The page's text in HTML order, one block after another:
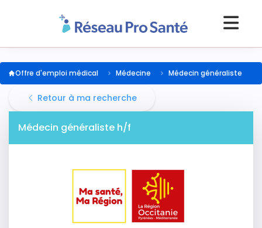
Offre d'emploi médical Médecine Médecin généraliste
Retour à ma recherche
Médecin généraliste h/f